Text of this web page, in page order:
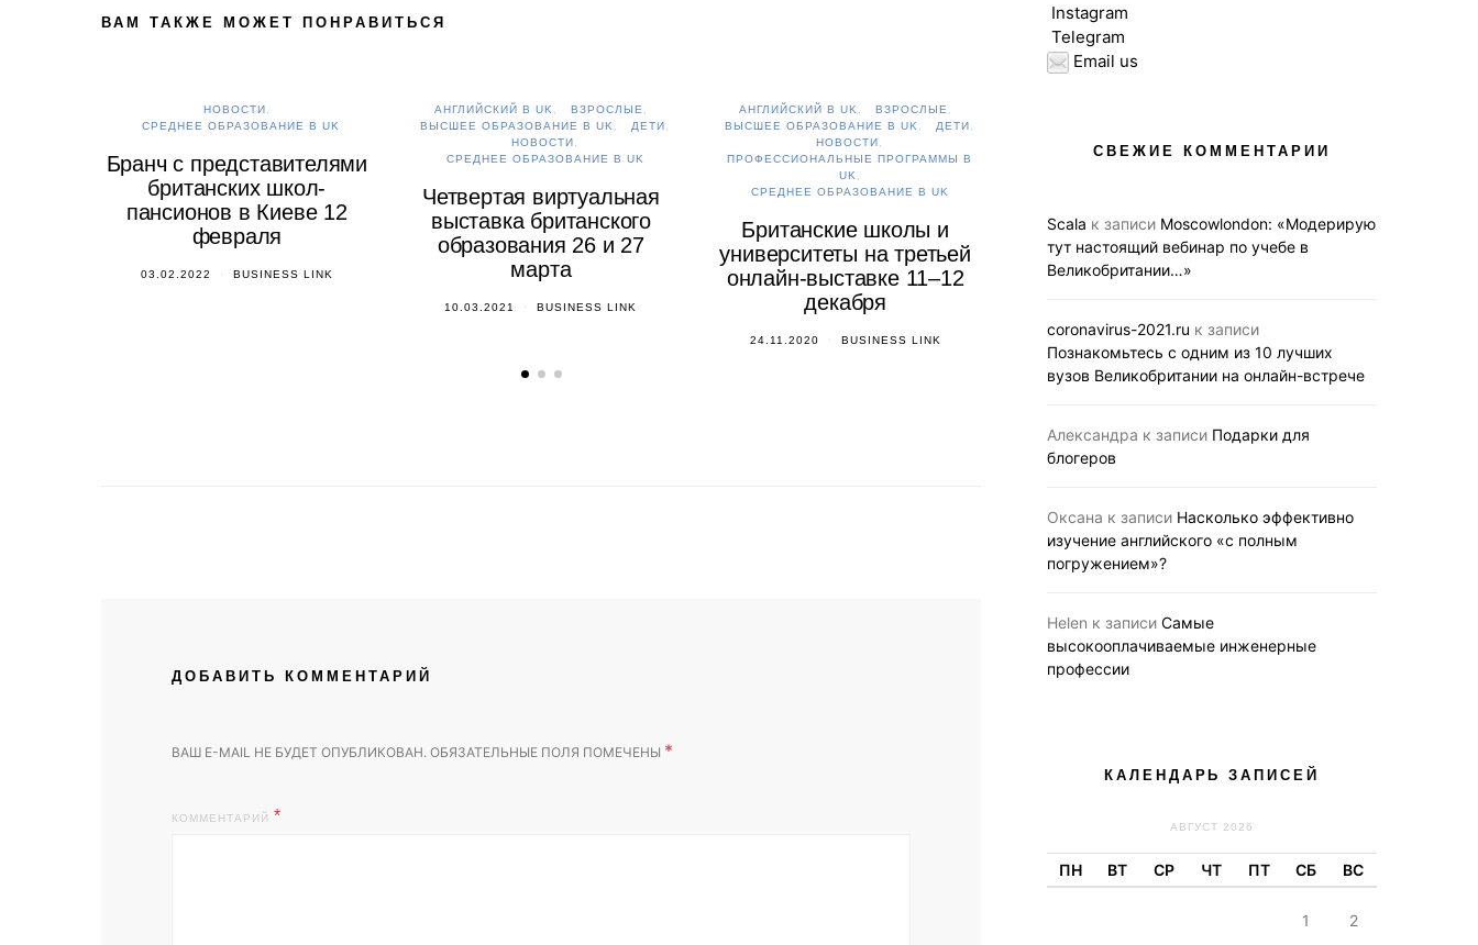
ВАМ ТАКЖЕ МОЖЕТ ПОНРАВИТЬСЯ
НОВОСТИ
СРЕДНЕЕ ОБРАЗОВАНИЕ В UK
Бранч с представителями
британских школ-
пансионов в Киеве 12
февраля
03.02.2022 BUSINESS LINK
АНГЛИЙСКИЙ В UK
ВЗРОСЛЫЕ
ВЫСШЕЕ ОБРАЗОВАНИЕ В UK
ДЕТИ
НОВОСТИ
СРЕДНЕЕ ОБРАЗОВАНИЕ В UK
Четвертая виртуальная
выставка британского
образования 26 и 27
марта
10.03.2021 BUSINESS LINK
АНГЛИЙСКИЙ В UK
ВЗРОСЛЫЕ
ВЫСШЕЕ ОБРАЗОВАНИЕ В UK
ДЕТИ
НОВОСТИ
ПРОФЕССИОНАЛЬНЫЕ ПРОГРАММЫ В
UK
СРЕДНЕЕ ОБРАЗОВАНИЕ В UK
Британские школы и
университеты на третьей
онлайн-выставке 11–12
декабря
24.11.2020 BUSINESS LINK
Вебинар 12 ноября для
образование в Лондоне
05.11.2020 BUSINESS LINK
на онлайн-
ДОБАВИТЬ КОММЕНТАРИЙ
ВАШ E-MAIL НЕ БУДЕТ ОПУБЛИКОВАН. ОБЯЗАТЕЛЬНЫЕ ПОЛЯ ПОМЕЧЕНЫ *
КОММЕНТАРИЙ
Instagram
Telegram
Email us
СВЕЖИЕ КОММЕНТАРИИ
Scala к записи Moscowlondon: «Модерирую
тут настоящий вебинар по учебе в
Великобритании…»
coronavirus-2021.ru к записи
Познакомьтесь с одним из 10 лучших
вузов Великобритании на онлайн-встрече
Александра к записи Подарки для
блогеров
Оксана к записи Насколько эффективно
изучение английского «с полным
погружением»?
Helen к записи Самые
высокооплачиваемые инженерные
профессии
КАЛЕНДАРЬ ЗАПИСЕЙ
АВГУСТ 2026
ПН ВТ СР ЧТ ПТ СБ ВС
1 2